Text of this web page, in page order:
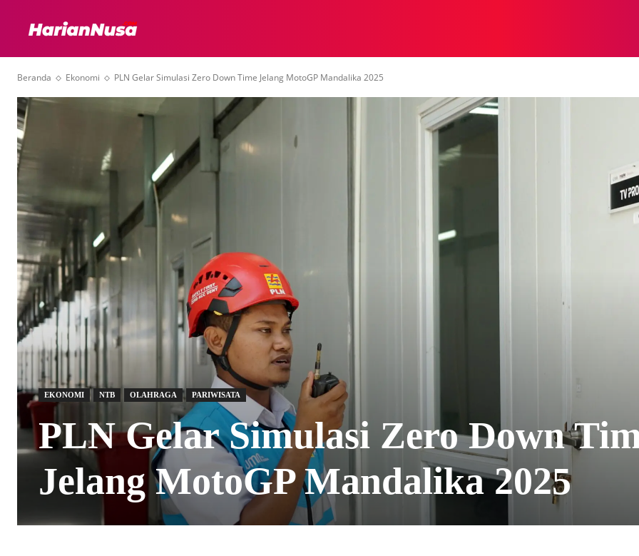
Beranda Ekonomi PLN Gelar Simulasi Zero Down Time Jelang MotoGP Mandalika 2025
EKONOMI NTB OLAHRAGA PARIWISATA
PLN Gelar Simulasi Zero Down
Jelang MotoGP Mandalika 2025